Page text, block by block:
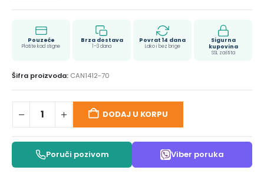
Pouzeće
Platite kad stigne
Brza dostava
1–3 dana
Povrat 14 dana
Lako i bez brige
Sigurna
kupovina
SSL zaštita
Šifra proizvoda: CAN1412-70
DODAJ U KORPU
Poruči pozivom Viber poruka